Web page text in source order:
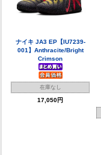
ナイキ JA3 EP【IU7239-
001】Anthracite/Bright
Crimson
在庫なし
17,050円